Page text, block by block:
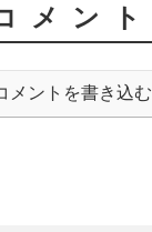
メント
メントを書き込む